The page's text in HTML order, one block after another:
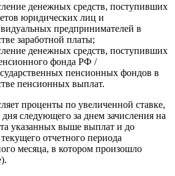
денежных средств, поступивших
юридических лиц и
предпринимателей в
заработной платы;
денежных средств, поступивших
фонда РФ /
пенсионных фондов в
пенсионных выплат.
проценты по увеличенной ставке,
дня следующего за днем зачисления на
указанных выше выплат и до
отчетного периода
месяца, в котором произошло